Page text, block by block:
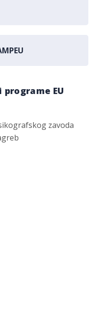
EU
zavoda